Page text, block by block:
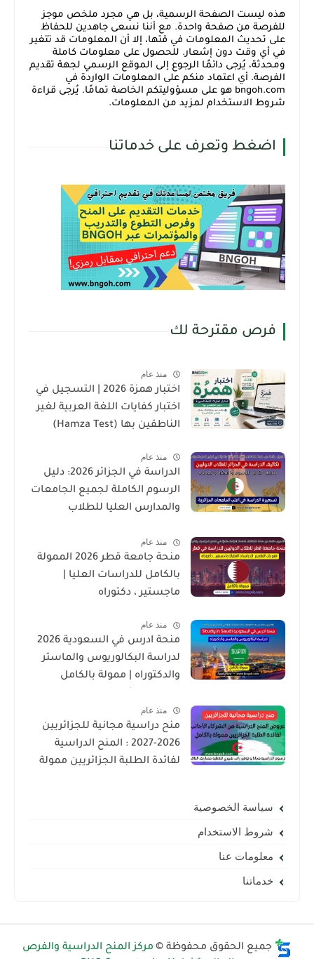
هذه ليست الصفحة الرسمية، بل هي مجرد ملخص موجز
للفرصة من صفحة واحدة. مع أننا نسعى جاهدين للحفاظ
على تحديث المعلومات في قتها، إلا أن المعلومات قد تتغير
في أي وقت دون إشعار. للحصول على معلومات كاملة
ومحدثة، يُرجى دائمًا الرجوع إلى الموقع الرسمي لجهة تقديم
الفرصة. أي اعتماد منكم على المعلومات الواردة في
bngoh.com هو على مسؤوليتكم الخاصة تمامًا. يُرجى قراءة
شروط الاستخدام لمزيد من المعلومات.
اضغط وتعرف على خدماتنا
فرص مقترحة لك
منذ عام
اختبار همزة 2026 | التسجيل في
اختبار كفايات اللغة العربية لغير
الناطقين بها (Hamza Test)
منذ عام
الدراسة في الجزائر 2026: دليل
الرسوم الكاملة لجميع الجامعات
والمدارس العليا للطلاب
منذ عام
منحة جامعة قطر 2026 الممولة
بالكامل للدراسات العليا |
ماجستير ، دكتوراه
منذ عام
منحة ادرس في السعودية 2026
لدراسة البكالوريوس والماستر
والدكتوراه | ممولة بالكامل
منذ عام
منح دراسية مجانية للجزائريين
2026-2027 : المنح الدراسية
لفائدة الطلبة الجزائريين ممولة
سياسة الخصوصية
شروط الاستخدام
معلومات عنا
خدماتنا
جميع الحقوق محفوظة © مركز المنح الدراسية والفرص